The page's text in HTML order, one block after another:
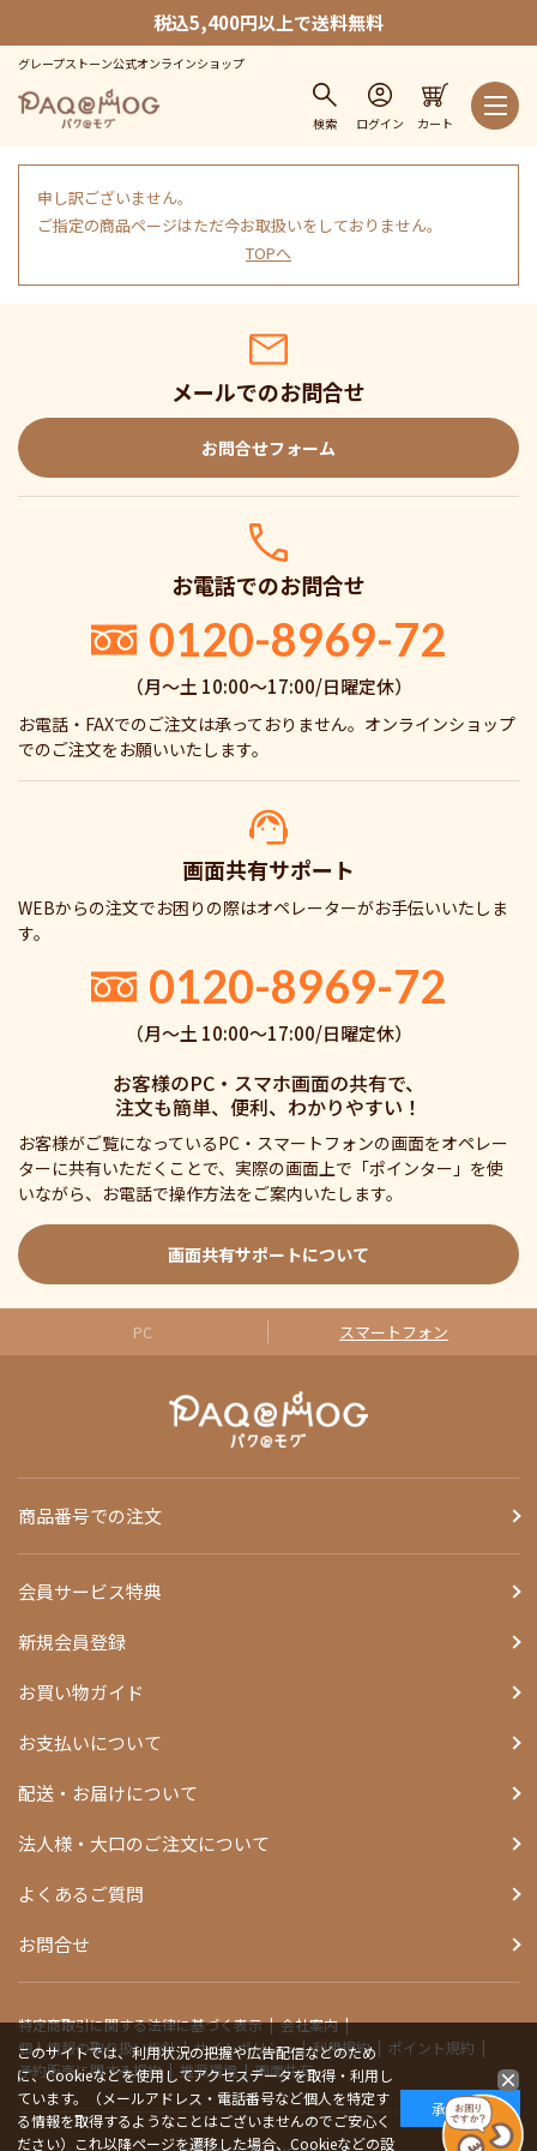
税込5,400円以上で送料無料
グレープストーン公式オンラインショップ
検索 ログイン カート
申し訳ございません。
ご指定の商品ページはただ今お取扱いをしておりません。
TOPへ
メールでのお問合せ
お問合せフォーム
お電話でのお問合せ
0120-8969-72
（月〜土 10:00〜17:00/日曜定休）
お電話・FAXでのご注文は承っておりません。オンラインショップ
でのご注文をお願いいたします。
画面共有サポート
WEBからの注文でお困りの際はオペレーターがお手伝いいたしま
す。
0120-8969-72
（月〜土 10:00〜17:00/日曜定休）
お客様のPC・スマホ画面の共有で、
注文も簡単、便利、わかりやすい！
お客様がご覧になっているPC・スマートフォンの画面をオペレー
ターに共有いただくことで、実際の画面上で「ポインター」を使
いながら、お電話で操作方法をご案内いたします。
画面共有サポートについて
PC スマートフォン
商品番号での注文
会員サービス特典
新規会員登録
お買い物ガイド
お支払いについて
配送・お届けについて
法人様・大口のご注文について
よくあるご質問
お問合せ
特定商取引に関する法律に基づく表示
会社案内
個人情報の取り扱い指針
サイトポリシー 利用規約
ポイント規約
予約販売に関する規約
推奨環境 画面共有
このサイトでは、利用状況の把握や広告配信などのため
に、Cookieなどを使用してアクセスデータを取得・利用し
ています。（メールアドレス・電話番号など個人を特定す
る情報を取得するようなことはございませんのでご安心く
ださい）これ以降ページを遷移した場合、Cookieなどの設
承諾する